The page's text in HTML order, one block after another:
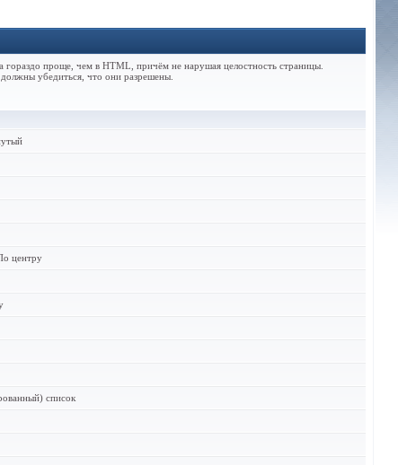
проще, чем в HTML, причём не нарушая целостность страницы.
убедиться, что они разрешены.
центру
список